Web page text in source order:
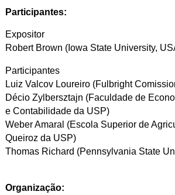
Participantes:
Expositor
Robert Brown (Iowa State University,
Participantes
Luiz Valcov Loureiro (Fulbright
Décio Zylbersztajn (Faculdade de
e Contabilidade da USP)
Weber Amaral (Escola Superior de
Queiroz da USP)
Thomas Richard (Pennsylvania State
Organização: